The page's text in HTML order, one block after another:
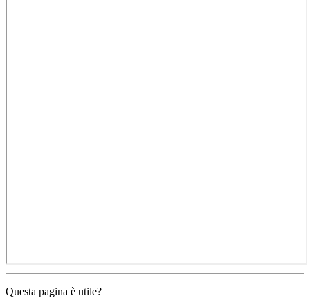
Questa pagina è utile?